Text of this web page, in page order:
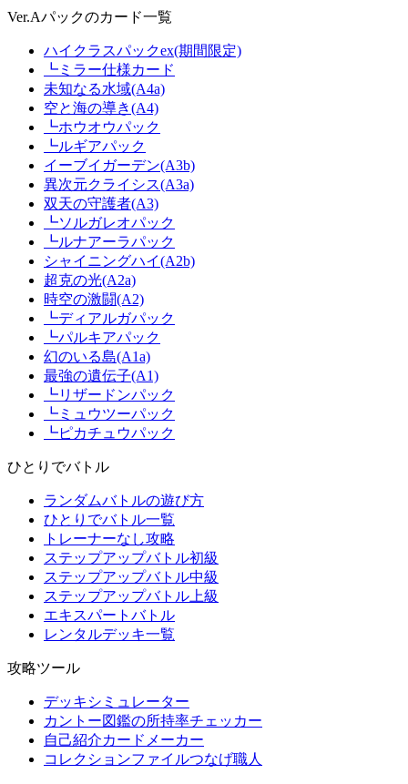
Ver.Aパックのカード一覧
ハイクラスパックex(期間限定)
┗ミラー仕様カード
未知なる水域(A4a)
空と海の導き(A4)
┗ホウオウパック
┗ルギアパック
イーブイガーデン(A3b)
異次元クライシス(A3a)
双天の守護者(A3)
┗ソルガレオパック
┗ルナアーラパック
シャイニングハイ(A2b)
超克の光(A2a)
時空の激闘(A2)
┗ディアルガパック
┗パルキアパック
幻のいる島(A1a)
最強の遺伝子(A1)
┗リザードンパック
┗ミュウツーパック
┗ピカチュウパック
ひとりでバトル
ランダムバトルの遊び方
ひとりでバトル一覧
トレーナーなし攻略
ステップアップバトル初級
ステップアップバトル中級
ステップアップバトル上級
エキスパートバトル
レンタルデッキ一覧
攻略ツール
デッキシミュレーター
カントー図鑑の所持率チェッカー
自己紹介カードメーカー
コレクションファイルつなげ職人